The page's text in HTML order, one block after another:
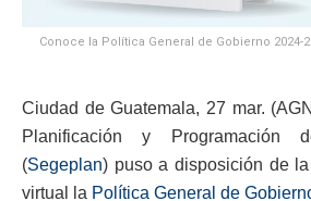
Conoce la Política General de Gobierno 2024-
Ciudad de Guatemala, 27 mar.
Planificación y Programación
(Segeplan) puso a disposición de
virtual la Política General de